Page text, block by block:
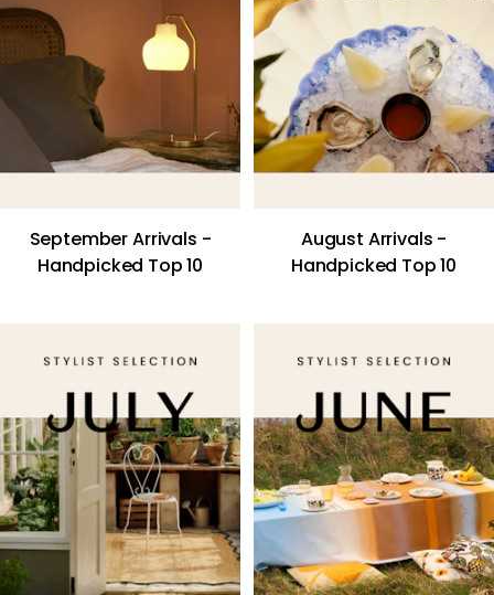
September Arrivals -
Handpicked Top 10
August Arrivals -
Handpicked Top 10